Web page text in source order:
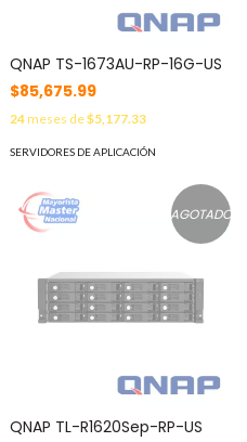
QNAP TS-1673AU-RP-16G-US
$85,675.99
24meses de$5,177.33
SERVIDORES DE APLICACIÓN
AGOTADO
QNAP TL-R1620Sep-RP-US